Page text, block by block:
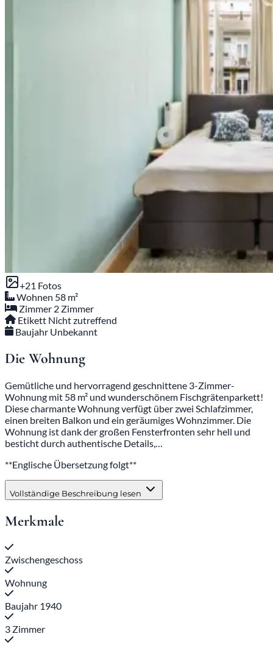
+21 Fotos
Wohnen 58 m²
Zimmer 2 Zimmer
Etikett Nicht zutreffend
Baujahr Unbekannt
Die Wohnung
Gemütliche und hervorragend geschnittene 3-Zimmer-
Wohnung mit 58 m² und wunderschönem Fischgrätenparkett!
Diese charmante Wohnung verfügt über zwei Schlafzimmer,
einen breiten Balkon und ein geräumiges Wohnzimmer. Die
Wohnung ist dank der großen Fensterfronten sehr hell und
besticht durch authentische Details,…
**Englische Übersetzung folgt**
Vollständige Beschreibung lesen
Merkmale
Zwischengeschoss
Wohnung
Baujahr 1940
3 Zimmer